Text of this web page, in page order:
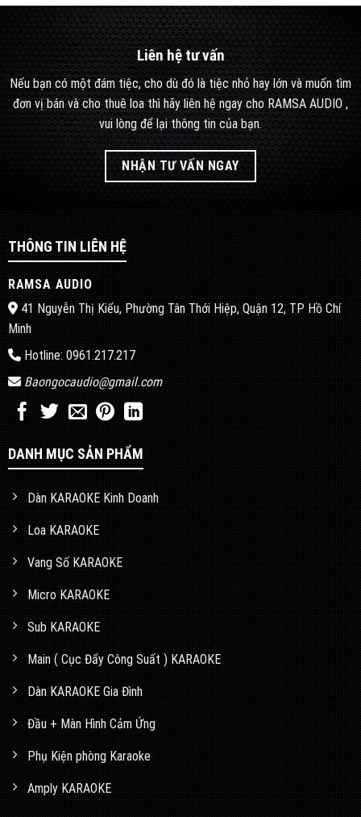
Liên hệ tư vấn
Nếu bạn có một đám tiệc, cho dù đó là tiệc nhỏ hay lớn và muốn tìm
đơn vị bán và cho thuê loa thì hãy liên hệ ngay cho RAMSA AUDIO ,
vui lòng để lại thông tin của bạn.
NHẬN TƯ VẤN NGAY
THÔNG TIN LIÊN HỆ
RAMSA AUDIO
41 Nguyễn Thị Kiểu, Phường Tân Thới Hiệp, Quận 12, TP Hồ Chí
Minh
Hotline: 0961.217.217
Baongocaudio@gmail.com
DANH MỤC SẢN PHẨM
Dàn KARAOKE Kinh Doanh
Loa KARAOKE
Vang Số KARAOKE
Micro KARAOKE
Sub KARAOKE
Main ( Cục Đẩy Công Suất ) KARAOKE
Dàn KARAOKE Gia Đình
Đầu + Màn Hình Cảm Ứng
Phụ Kiện phòng Karaoke
Amply KARAOKE